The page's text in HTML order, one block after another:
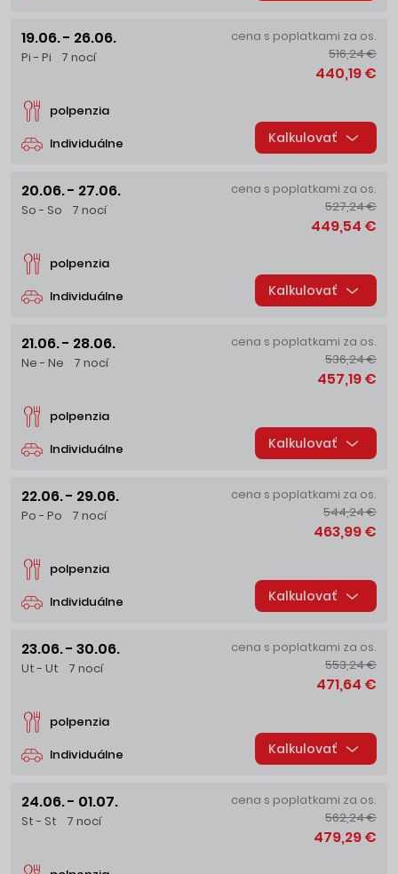
19.06. - 26.06.
Pi - Pi 7 nocí
Individuálne
polpenzia
cena s poplatkami za os.
516,24 €
440,19 €
Kalkulovať
20.06. - 27.06.
So - So 7 nocí
Individuálne
polpenzia
cena s poplatkami za os.
527,24 €
449,54 €
Kalkulovať
21.06. - 28.06.
Ne - Ne 7 nocí
Individuálne
polpenzia
cena s poplatkami za os.
536,24 €
457,19 €
Kalkulovať
22.06. - 29.06.
Po - Po 7 nocí
Individuálne
polpenzia
cena s poplatkami za os.
544,24 €
463,99 €
Kalkulovať
23.06. - 30.06.
Ut - Ut 7 nocí
Individuálne
polpenzia
cena s poplatkami za os.
553,24 €
471,64 €
Kalkulovať
24.06. - 01.07.
St - St 7 nocí
cena s poplatkami za os.
562,24 €
479,29 €